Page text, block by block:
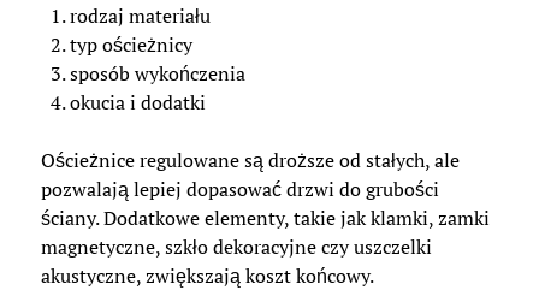
rodzaj materiału
typ ościeżnicy
sposób wykończenia
okucia i dodatki
Ościeżnice regulowane są droższe od stałych, ale
pozwalają lepiej dopasować drzwi do grubości
ściany. Dodatkowe elementy, takie jak klamki, zamki
magnetyczne, szkło dekoracyjne czy uszczelki
akustyczne, zwiększają koszt końcowy.